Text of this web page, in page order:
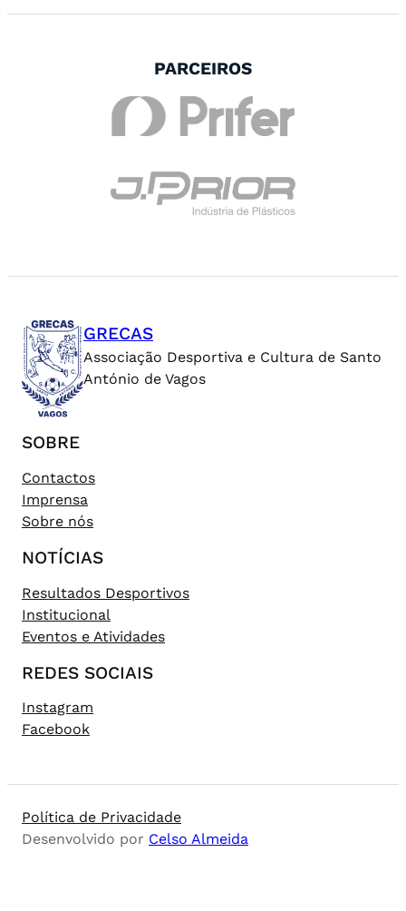
PARCEIROS
GRECAS
Associação Desportiva e Cultura de Santo
António de Vagos
SOBRE
Contactos
Imprensa
Sobre nós
NOTÍCIAS
Resultados Desportivos
Institucional
Eventos e Atividades
REDES SOCIAIS
Instagram
Facebook
Política de Privacidade
Desenvolvido por Celso Almeida